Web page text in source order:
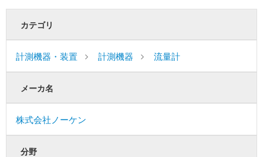
カテゴリ
計測機器・装置 計測機器 流量計
メーカ名
株式会社ノーケン
分野